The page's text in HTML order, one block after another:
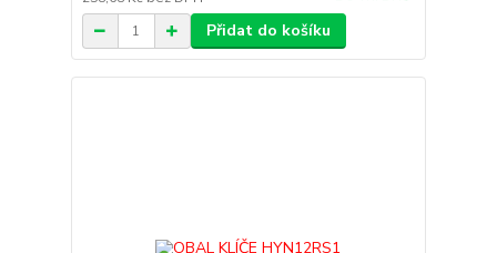
Přidat do košíku